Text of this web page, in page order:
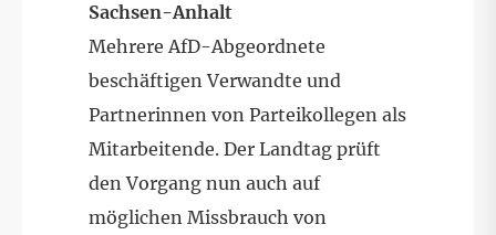
Sachsen-Anhalt
Mehrere AfD-Abgeordnete
beschäftigen Verwandte und
Partnerinnen von Parteikollegen als
Mitarbeitende. Der Landtag prüft
den Vorgang nun auch auf
möglichen Missbrauch von